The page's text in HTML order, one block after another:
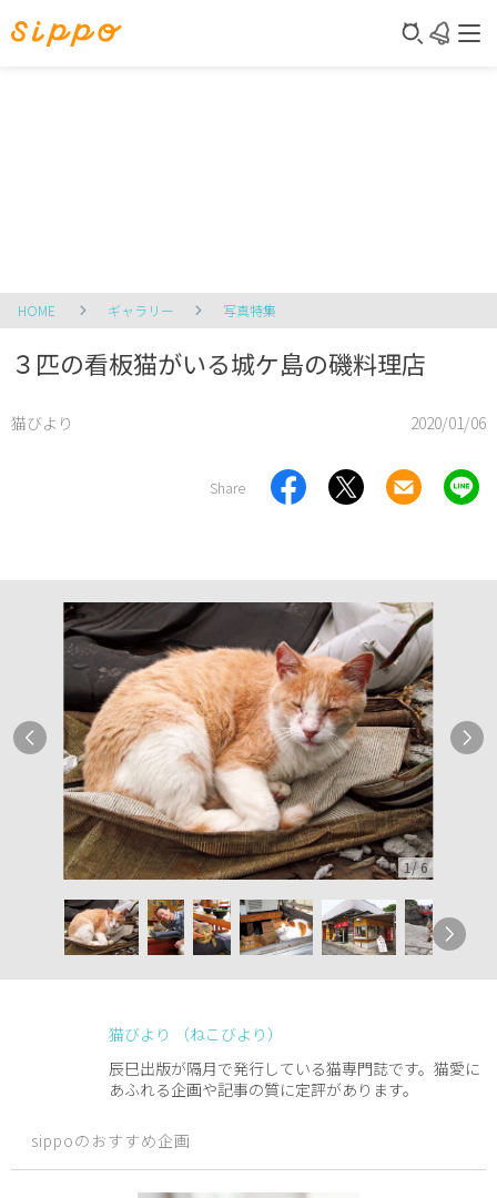
HOME ギャラリー 写真特集
３匹の看板猫がいる城ケ島の磯料理店
猫びより 2020/01/06
Share
1/6
猫びより （ねこびより）
辰巳出版が隔月で発行している猫専門誌です。猫愛に
あふれる企画や記事の質に定評があります。
sippoのおすすめ企画